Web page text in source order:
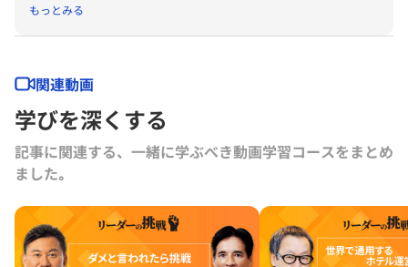
ル・プラットフォーム部門を立ち上げ責任者として組織をリードする。
創造(ベンチャー、新規事業)領域の研究・開発グループの責任者も担
ティ」「イノベーション」等のプログラムの講師も担当。
その他、公益財団法人日本サッカー協会の審判委員会に外部委員として
も参画。
もっとみる
関連動画
学びを深くする
記事に関連する、一緒に学ぶべき動画学習コースをまとめ
ました｡